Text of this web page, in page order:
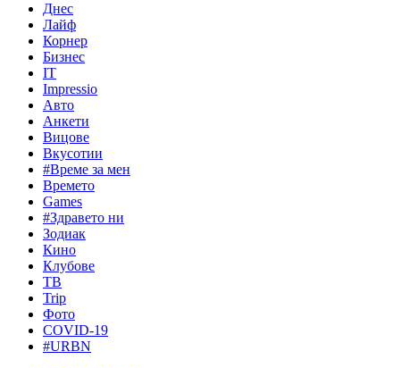
Днес
Лайф
Корнер
Бизнес
IT
Impressio
Авто
Анкети
Вицове
Вкусотии
#Време за мен
Времето
Games
#Здравето ни
Зодиак
Кино
Клубове
ТВ
Trip
Фото
COVID-19
#URBN